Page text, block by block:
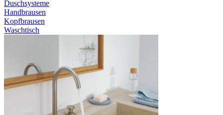
Duschsysteme
Handbrausen
Kopfbrausen
Waschtisch